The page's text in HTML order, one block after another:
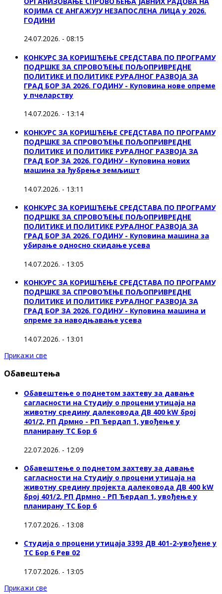
КОЈИМА СЕ АНГАЖУЈУ НЕЗАПОСЛЕНА ЛИЦА у 2026.
ГОДИНИ
24.07.2026. - 08:15
КОНКУРС ЗА КОРИШЋЕЊЕ СРЕДСТАВА ПО ПРОГРАМУ
ПОДРШКЕ ЗА СПРОВОЂЕЊЕ ПОЉОПРИВРЕДНЕ
ПОЛИТИКЕ И ПОЛИТИКЕ РУРАЛНОГ РАЗВОЈА ЗА
ГРАД БОР ЗА 2026. ГОДИНУ - Куповина нове опреме
у пчеларству
14.07.2026. - 13:14
КОНКУРС ЗА КОРИШЋЕЊЕ СРЕДСТАВА ПО ПРОГРАМУ
ПОДРШКЕ ЗА СПРОВОЂЕЊЕ ПОЉОПРИВРЕДНЕ
ПОЛИТИКЕ И ПОЛИТИКЕ РУРАЛНОГ РАЗВОЈА ЗА
ГРАД БОР ЗА 2026. ГОДИНУ - Куповина нових
машина за ђубрење земљишт
14.07.2026. - 13:11
КОНКУРС ЗА КОРИШЋЕЊЕ СРЕДСТАВА ПО ПРОГРАМУ
ПОДРШКЕ ЗА СПРОВОЂЕЊЕ ПОЉОПРИВРЕДНЕ
ПОЛИТИКЕ И ПОЛИТИКЕ РУРАЛНОГ РАЗВОЈА ЗА
ГРАД БОР ЗА 2026. ГОДИНУ - Куповинa машина за
убирање односно скидање усева
14.07.2026. - 13:05
КОНКУРС ЗА КОРИШЋЕЊЕ СРЕДСТАВА ПО ПРОГРАМУ
ПОДРШКЕ ЗА СПРОВОЂЕЊЕ ПОЉОПРИВРЕДНЕ
ПОЛИТИКЕ И ПОЛИТИКЕ РУРАЛНОГ РАЗВОЈА ЗА
ГРАД БОР ЗА 2026. ГОДИНУ - Куповина машина и
опреме за наводњавање усева
14.07.2026. - 13:01
Прикажи све
Обавештења
Обавештење о поднетом захтеву за давање
сагласности на Студију о процени утицаја на
животну средину далековода ДВ 400 kW број
401/2, РП Дрмно - РП Ђердап 1, увођење у
планирану ТС Бор 6
22.07.2026. - 12:09
Обавештење о поднетом захтеву за давање
сагласности на Студију о процени утицаја на
животну средину пројекта далековода ДВ 400 kW
број 401/2, РП Дрмно - РП Ђердап 1, увођење у
планирану ТС Бор 6
17.07.2026. - 13:08
Студија о процени утицаја 3393 ДВ 401-2-увођене у
ТС Бор 6 Рев 02
17.07.2026. - 13:05
Прикажи све